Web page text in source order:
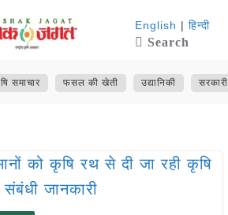
English | हिन्दी
Search
समाचार फसल की खेती उद्यानिकी